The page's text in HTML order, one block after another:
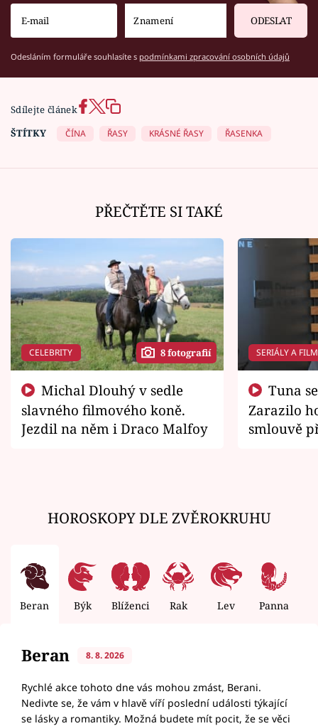
ODESLAT
Odesláním formuláře souhlasíte s podmínkami zpracování osobních údajů
Sdílejte článek
ŠTÍTKY
ČÍNA ŘASY KRÁSNÉ ŘASY ŘASENKA
PŘEČTĚTE SI TAKÉ
CELEBRITY 8 fotografií
slavného filmového koně.
Jezdil na něm i Draco Malfoy
SERIÁLY A
Zarazilo
smlouvě
HOROSKOPY DLE ZVĚROKRUHU
Beran Býk Blíženci Rak Lev Panna
Beran 8. 8. 2026
Rychlé akce tohoto dne vás mohou zmást, Berani.
Nedivte se, že vám v hlavě víří poslední události týkající
se lásky a romantiky. Možná budete mít pocit, že se věci